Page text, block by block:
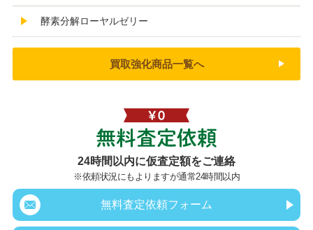
酵素分解ローヤルゼリー
買取強化商品一覧へ
24時間以内に仮査定額をご連絡
※依頼状況にもよりますが通常24時間以内
無料査定依頼フォーム